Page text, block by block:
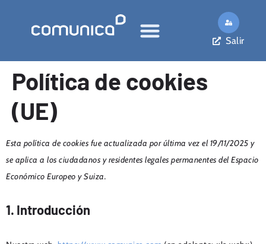
Salir
Política de cookies
(UE)
Esta política de cookies fue actualizada por última vez el 19/11/2025 y
se aplica a los ciudadanos y residentes legales permanentes del Espacio
Económico Europeo y Suiza.
1. Introducción